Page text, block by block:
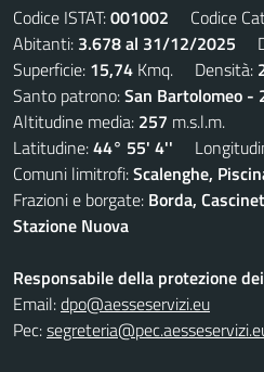
Codice ISTAT:001002 Codice
Abitanti: 3.678 al 31/12/2025
Superficie: 15,74 Kmq. Densità:
Santo patrono:San Bartolomeo -
Altitudine media: 257 m.s.l.m.
Latitudine:44° 55' 4''
Comuni limitrofi:Scalenghe,
Frazioni e borgate: Borda,
Stazione Nuova
Responsabile della protezione
Email:dpo@aesseservizi.eu
Pec: